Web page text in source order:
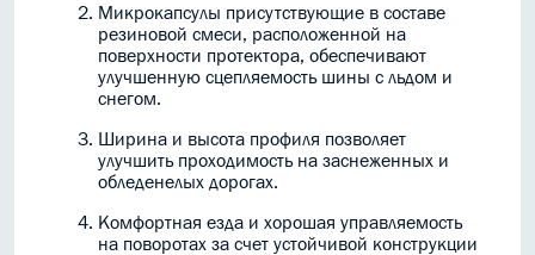
Микрокапсулы присутствующие в составе
резиновой смеси, расположенной на
поверхности протектора, обеспечивают
улучшенную сцепляемость шины с льдом и
снегом.
Ширина и высота профиля позволяет
улучшить проходимость на заснеженных и
обледенелых дорогах.
Комфортная езда и хорошая управляемость
на поворотах за счет устойчивой конструкции